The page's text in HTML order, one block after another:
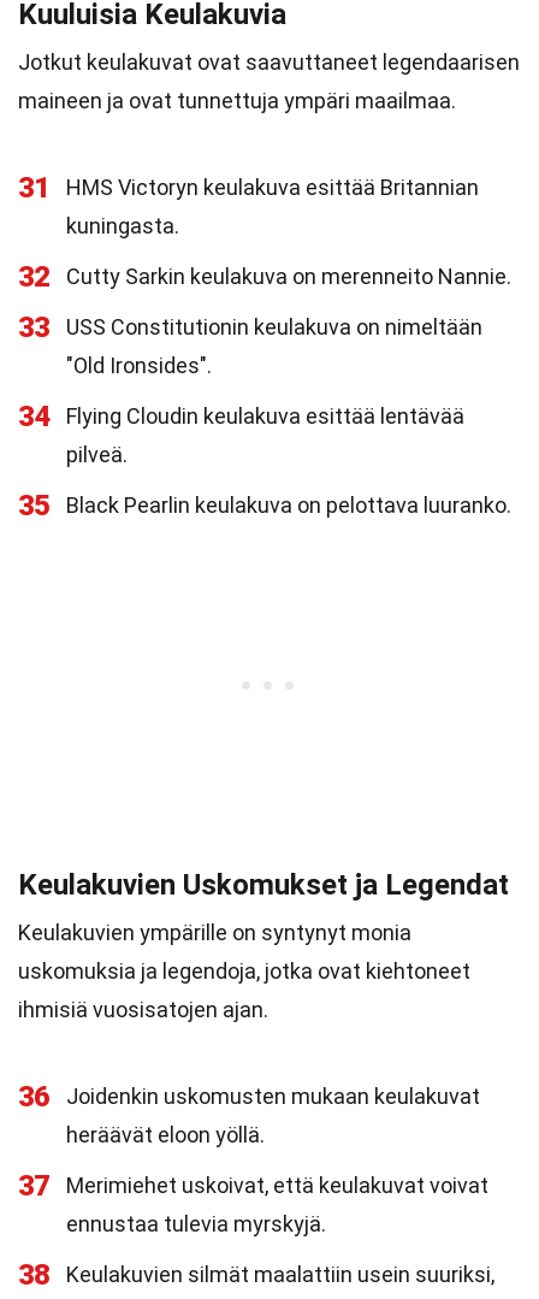
Kuuluisia Keulakuvia
Jotkut keulakuvat ovat saavuttaneet legendaarisen
maineen ja ovat tunnettuja ympäri maailmaa.
31
HMS Victoryn keulakuva esittää Britannian
kuningasta.
32 Cutty Sarkin keulakuva on merenneito Nannie.
33
USS Constitutionin keulakuva on nimeltään
"Old Ironsides".
34
Flying Cloudin keulakuva esittää lentävää
pilveä.
35 Black Pearlin keulakuva on pelottava luuranko.
Keulakuvien Uskomukset ja Legendat
Keulakuvien ympärille on syntynyt monia
uskomuksia ja legendoja, jotka ovat kiehtoneet
ihmisiä vuosisatojen ajan.
36
Joidenkin uskomusten mukaan keulakuvat
heräävät eloon yöllä.
37
Merimiehet uskoivat, että keulakuvat voivat
ennustaa tulevia myrskyjä.
38
Keulakuvien silmät maalattiin usein suuriksi,